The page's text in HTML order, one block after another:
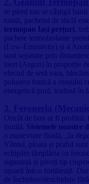
se pierd sau se câștigă
totală, pachetul de sticlă
termopan Iași prețuri ,
pachete termoizolante
(Low-Emissivity) și 4
sunt separate prin
inert (Argon) în proporție
efectul de seră vara,
poluarea fonică a orașului
energetică pură, tradusă în
Oricât de bun ar fi profilul,
inutilă. Sistemele noastre
o manevrare fluidă, „la
Vântul, ploaia și praful
echipăm tâmplăria cu
siguranță și pivoți tip
ușoară într-o fortăreață.
de închidere/deschidere